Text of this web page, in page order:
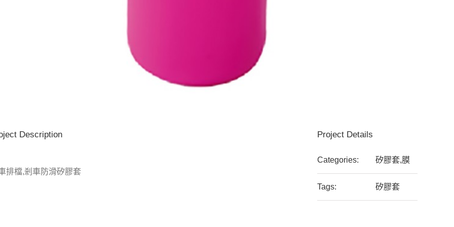
Description
排檔,剎車防滑矽膠套
Project Details
Categories: 矽膠套,膜
Tags: 矽膠套